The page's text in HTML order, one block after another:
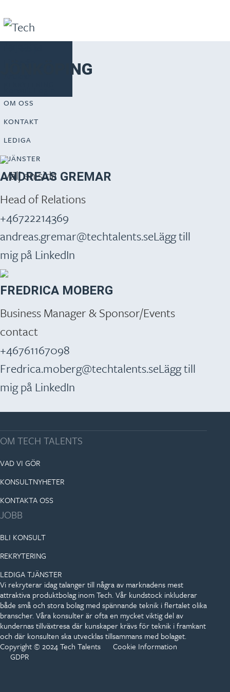
OM OSS
KONTAKT
LEDIGA
TJÄNSTER
Välj en sida
JÖNKÖPING
ANDREAS GREMAR
Head of Relations
+46722214369
andreas.gremar@techtalents.seLägg till
mig på LinkedIn
FREDRICA MOBERG
Business Manager & Sponsor/Events
contact
+46761167098
Fredrica.moberg@techtalents.seLägg till
mig på LinkedIn
OM TECH TALENTS
VAD VI GÖR
KONSULTNYHETER
KONTAKTA OSS
JOBB
BLI KONSULT
REKRYTERING
LEDIGA TJÄNSTER
Vi rekryterar idag talanger till några av marknadens mest
attraktiva produktbolag inom Tech. Vår kundstock inkluderar
både små och stora bolag med spännande teknik i flertalet olika
branscher. Våra konsulter är ofta en mycket viktig del av
kundernas tillväxtresa där kunskaper krävs för teknik i framkant
och där konsulten ska utvecklas tillsammans med bolaget.
Copyright © 2024 Tech Talents
Cookie Information
GDPR